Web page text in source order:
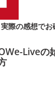
際の感想でお
e-Liveの